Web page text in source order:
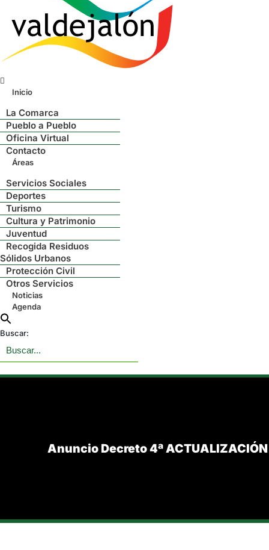
Menú
Inicio
La Comarca
Pueblo a Pueblo
Oficina Virtual
Contacto
Áreas
Servicios Sociales
Deportes
Turismo
Cultura y Patrimonio
Juventud
Recogida Residuos
Sólidos Urbanos
Protección Civil
Otros Servicios
Noticias
Agenda
Buscar:
Anuncio Decreto 4ª